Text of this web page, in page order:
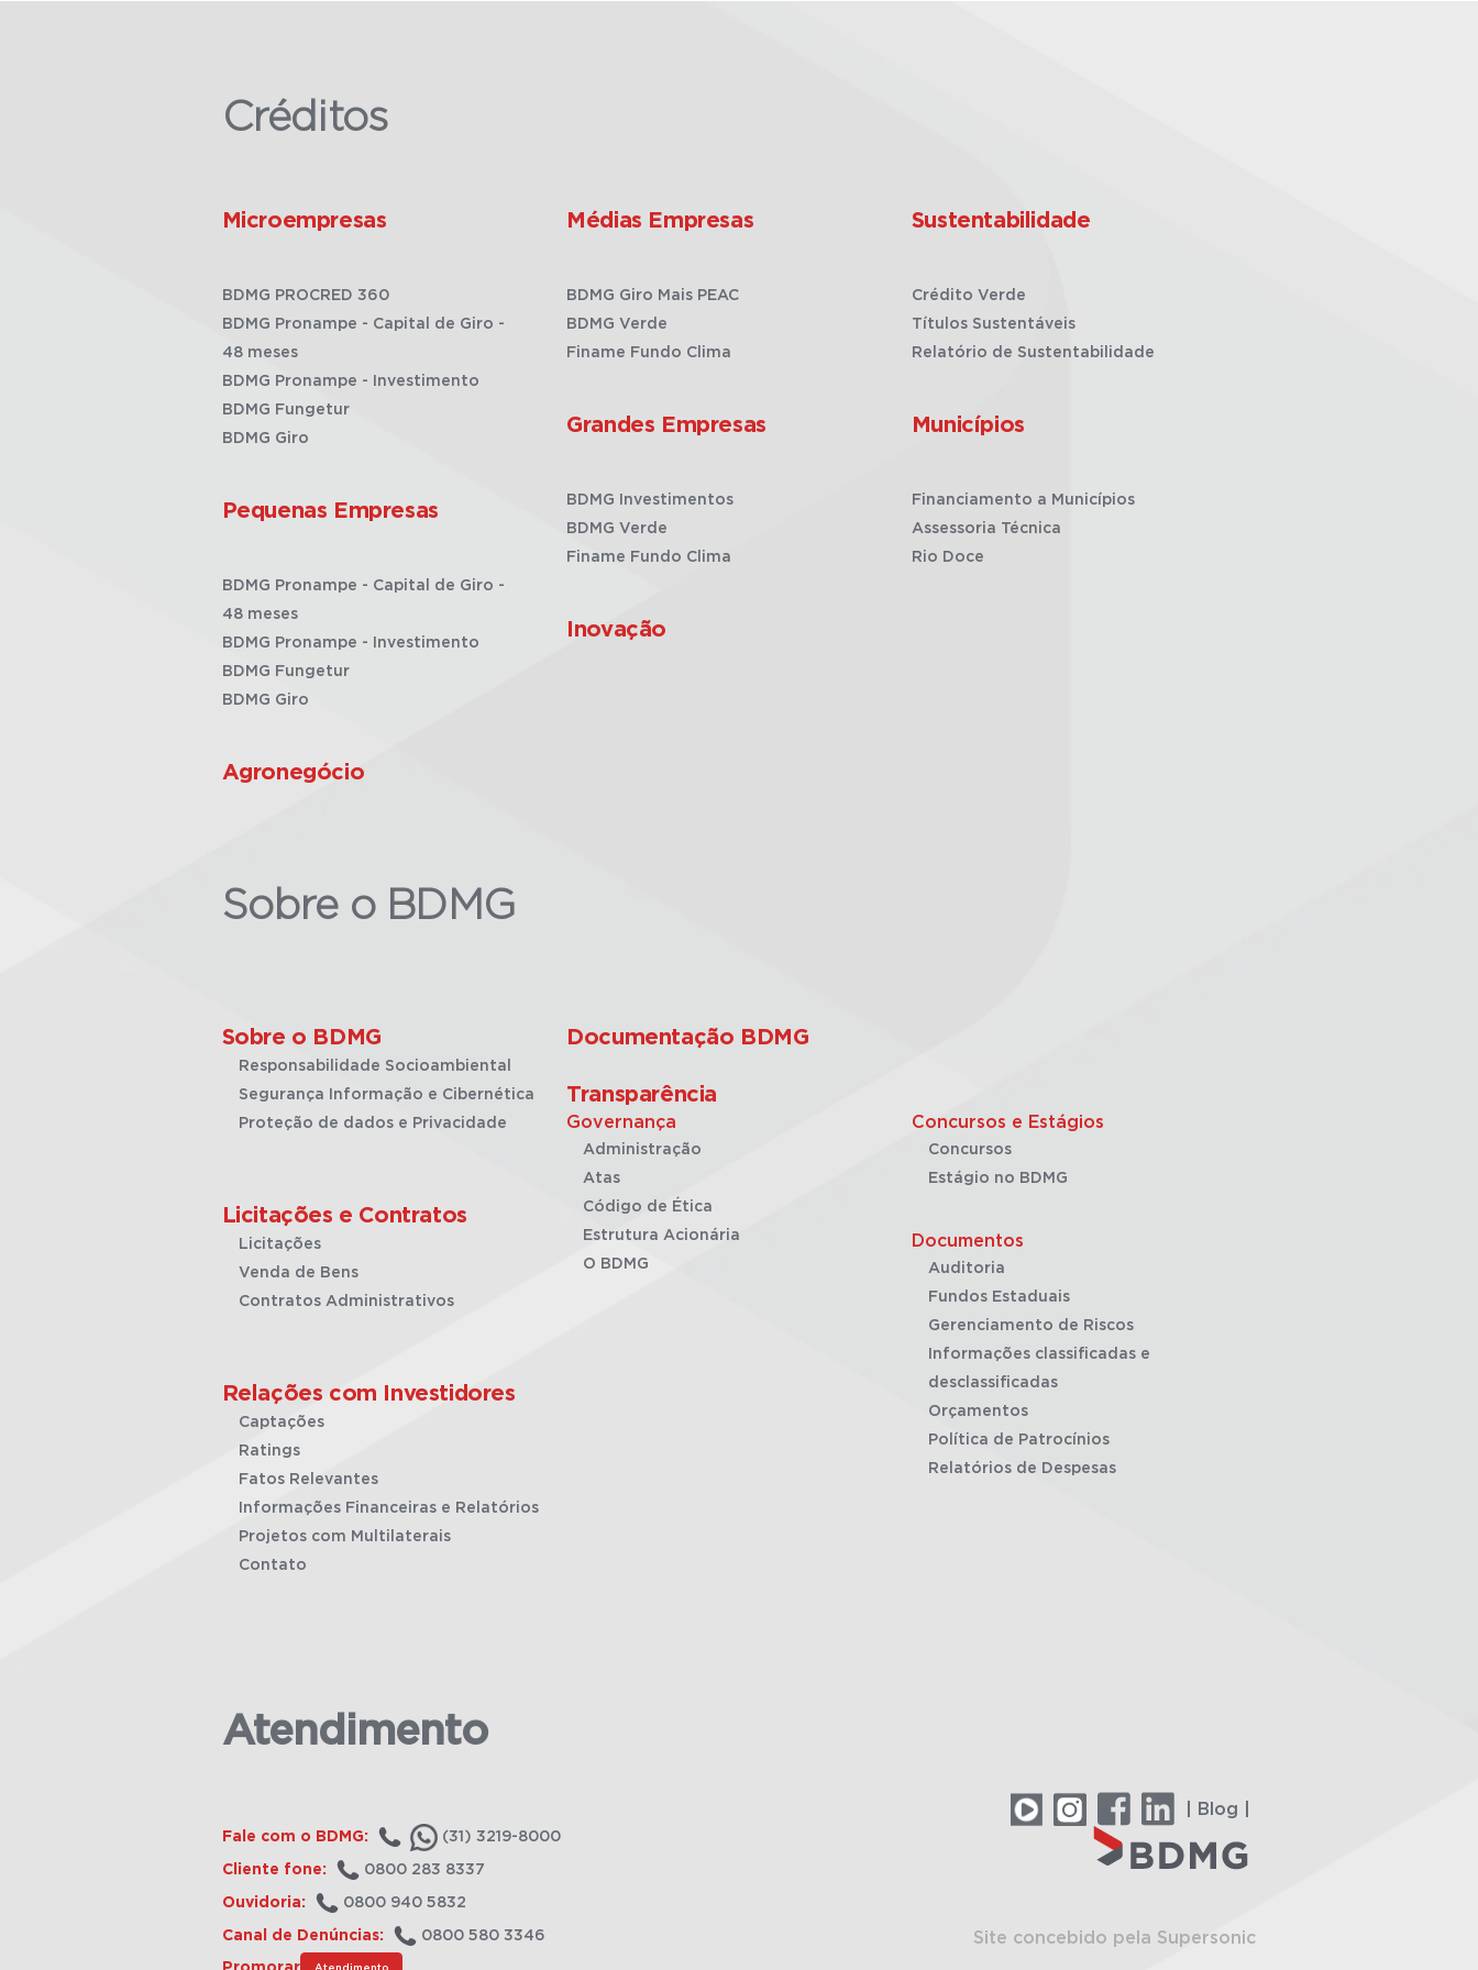
Créditos
Microempresas
BDMG PROCRED 360
BDMG Pronampe - Capital de Giro -
48 meses
BDMG Pronampe - Investimento
BDMG Fungetur
BDMG Giro
Pequenas Empresas
BDMG Pronampe - Capital de Giro -
48 meses
BDMG Pronampe - Investimento
BDMG Fungetur
BDMG Giro
Agronegócio
Médias Empresas
BDMG Giro Mais PEAC
BDMG Verde
Finame Fundo Clima
Grandes Empresas
BDMG Investimentos
BDMG Verde
Finame Fundo Clima
Inovação
Sustentabilidade
Crédito Verde
Títulos Sustentáveis
Relatório de Sustentabilidade
Municípios
Financiamento a Municípios
Assessoria Técnica
Rio Doce
Sobre o BDMG
Sobre o BDMG
Responsabilidade Socioambiental
Segurança Informação e Cibernética
Proteção de dados e Privacidade
Licitações e Contratos
Licitações
Venda de Bens
Contratos Administrativos
Relações com Investidores
Captações
Ratings
Fatos Relevantes
Informações Financeiras e Relatórios
Projetos com Multilaterais
Contato
Documentação BDMG
Transparência
Governança
Administração
Atas
Código de Ética
Estrutura Acionária
O BDMG
Concursos e Estágios
Concursos
Estágio no BDMG
Documentos
Auditoria
Fundos Estaduais
Gerenciamento de Riscos
Informações classificadas e
desclassificadas
Orçamentos
Política de Patrocínios
Relatórios de Despesas
Atendimento
Fale com o BDMG: (31) 3219-8000
Cliente fone: 0800 283 8337
Ouvidoria: 0800 940 5832
Canal de Denúncias: 0800 580 3346
Atendimento
| Blog |
Site concebido pela Supersonic